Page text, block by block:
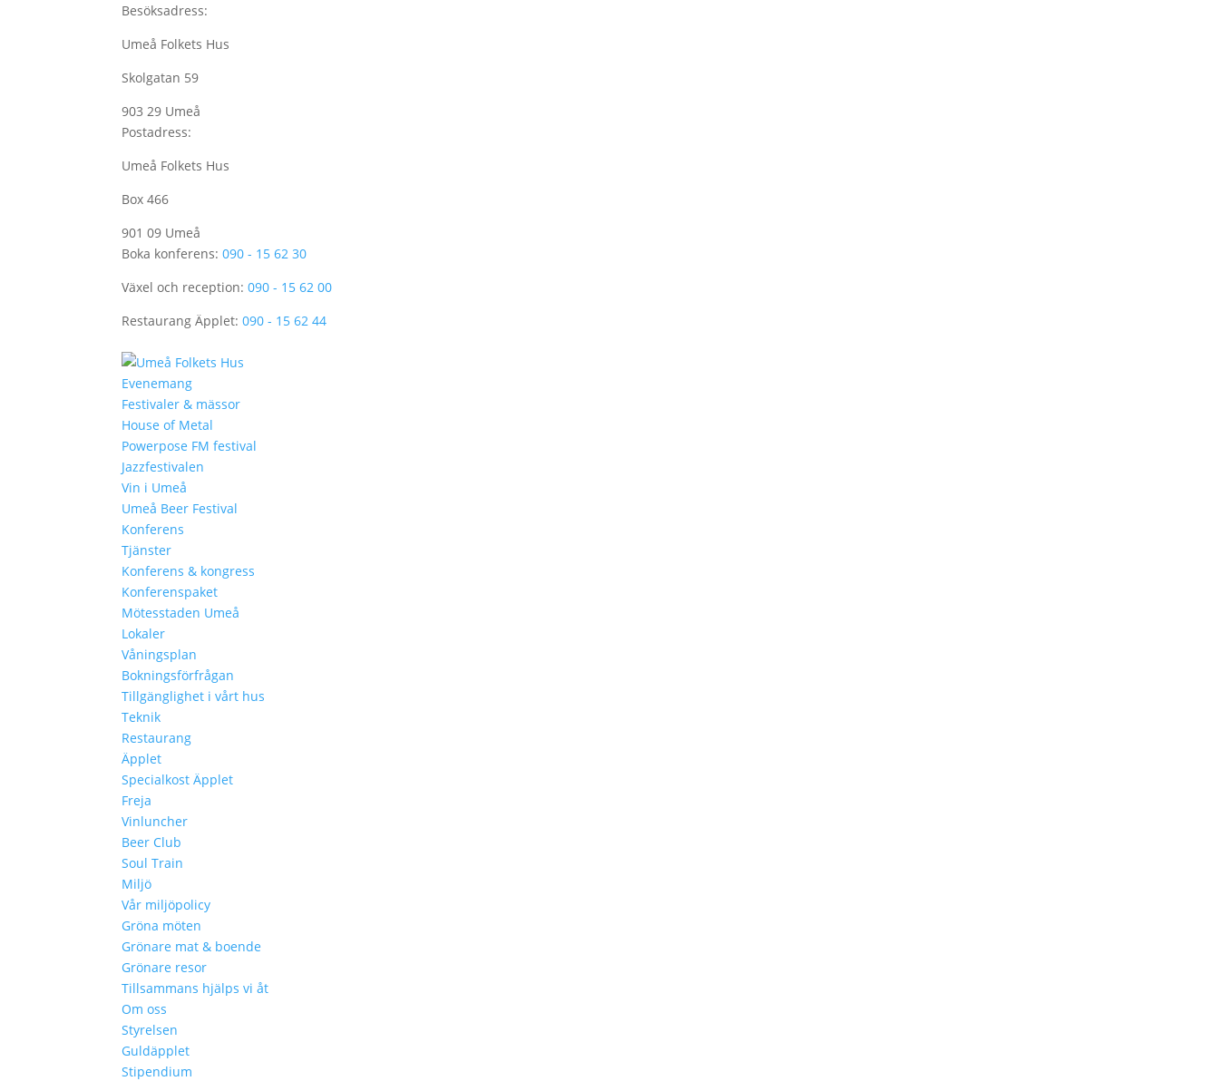
Besöksadress:
Umeå Folkets Hus
Skolgatan 59
903 29 Umeå
Postadress:
Umeå Folkets Hus
Box 466
901 09 Umeå
Boka konferens:090 - 15 62 30
Växel och reception:090 - 15 62 00
Restaurang Äpplet:090 - 15 62 44
Evenemang
Festivaler & mässor
House of Metal
Powerpose FM festival
Jazzfestivalen
Vin i Umeå
Umeå Beer Festival
Konferens
Tjänster
Konferens & kongress
Konferenspaket
Mötesstaden Umeå
Lokaler
Våningsplan
Bokningsförfrågan
Tillgänglighet i vårt hus
Teknik
Restaurang
Äpplet
Specialkost Äpplet
Freja
Vinluncher
Beer Club
Soul Train
Miljö
Vår miljöpolicy
Gröna möten
Grönare mat & boende
Grönare resor
Tillsammans hjälps vi åt
Om oss
Styrelsen
Guldäpplet
Stipendium